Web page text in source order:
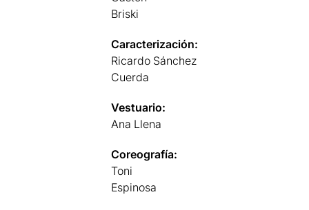
Briski
Caracterización:
Ricardo Sánchez
Cuerda
Vestuario:
Ana Llena
Coreografía:
Toni
Espinosa